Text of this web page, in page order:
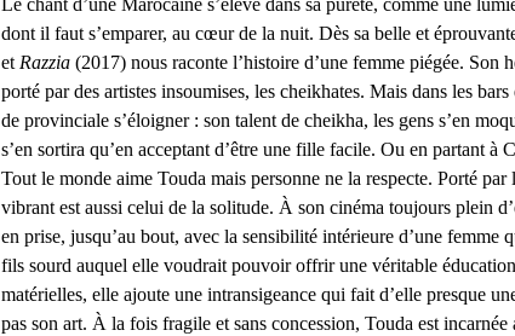
Le chant d’une Marocaine s’élève dans sa pureté, comme une
dont il faut s’emparer, au cœur de la nuit. Dès sa belle et
et Razzia (2017) nous raconte l’histoire d’une femme piégée. Son
porté par des artistes insoumises, les cheikhates. Mais dans les
de provinciale s’éloigner : son talent de cheikha, les gens s’en
s’en sortira qu’en acceptant d’être une fille facile. Ou en partant à
Tout le monde aime Touda mais personne ne la respecte. Porté
vibrant est aussi celui de la solitude. À son cinéma toujours plein
en prise, jusqu’au bout, avec la sensibilité intérieure d’une
fils sourd auquel elle voudrait pouvoir offrir une véritable
matérielles, elle ajoute une intransigeance qui fait d’elle presque
pas son art. À la fois fragile et sans concession, Touda est